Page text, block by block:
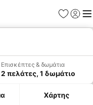
Επισκέπτες & δωμάτια
2 πελάτες, 1 δωμάτιο
Χάρτης